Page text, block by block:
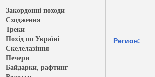
Закордонні походи
Сходження
Треки
Похід по Україні
Скелелазіння
Печери
Байдарки, рафтинг
Регион: